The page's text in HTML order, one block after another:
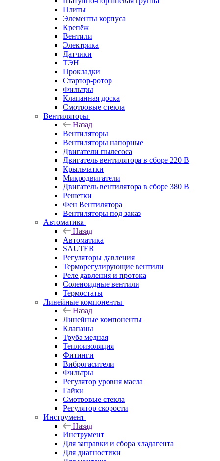
Плиты
Элементы корпуса
Крепёж
Вентили
Электрика
Датчики
ТЭН
Прокладки
Стартор-ротор
Фильтры
Клапанная доска
Смотровые стекла
Вентиляторы
Назад
Вентиляторы
Вентиляторы напорные
Двигатели пылесоса
Двигатель вентилятора в сборе 220 В
Крыльчатки
Микродвигатели
Двигатель вентилятора в сборе 380 В
Решетки
Фен Вентилятора
Вентиляторы под заказ
Автоматика
Назад
Автоматика
SAUTER
Регуляторы давления
Терморегулирующие вентили
Реле давления и протока
Соленоидные вентили
Термостаты
Линейные компоненты
Назад
Линейные компоненты
Клапаны
Труба медная
Теплоизоляция
Фитинги
Виброгасители
Фильтры
Регулятор уровня масла
Гайки
Смотровые стекла
Регулятор скорости
Инструмент
Назад
Инструмент
Для заправки и сбора хладагента
Для диагностики